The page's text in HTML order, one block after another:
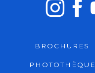
BROCHURES
PHOTOTHÈQUE